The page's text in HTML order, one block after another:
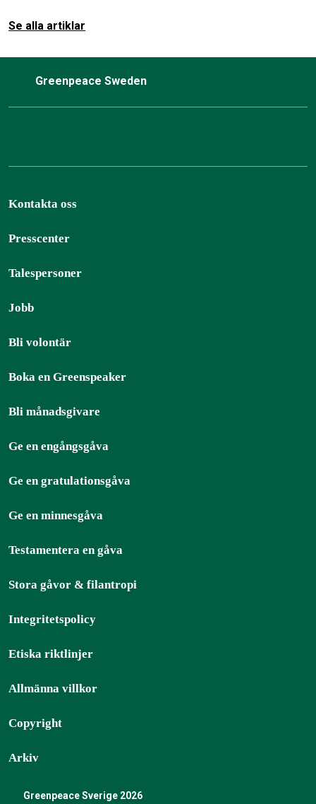
Se alla artiklar
Greenpeace Sweden
Kontakta oss
Presscenter
Talespersoner
Jobb
Bli volontär
Boka en Greenspeaker
Bli månadsgivare
Ge en engångsgåva
Ge en gratulationsgåva
Ge en minnesgåva
Testamentera en gåva
Stora gåvor & filantropi
Integritetspolicy
Etiska riktlinjer
Allmänna villkor
Copyright
Arkiv
Greenpeace Sverige 2026